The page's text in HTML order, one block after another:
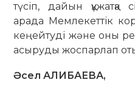
түсіп, дайын құжатқа
арада Мемлекеттік
кеңейтуді және оны
асыруды жоспарлап
Әсел АЛИБАЕВА,